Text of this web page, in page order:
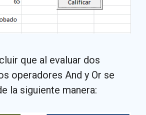
que al evaluar dos
operadores And y Or se
la siguiente manera: